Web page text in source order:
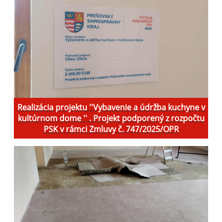
Realizácia projektu ''Vybavenie a údržba kuchyne v
kultúrnom dome '' . Projekt podporený z rozpočtu
PSK v rámci Zmluvy č. 747/2025/OPR